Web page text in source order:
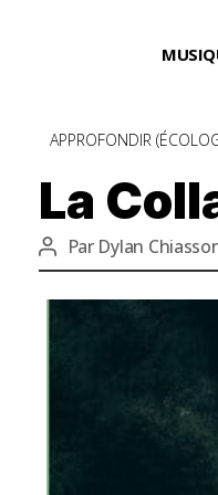
Catégories
APPROFONDIR
La
Auteur
de
l’article
Par Dylan